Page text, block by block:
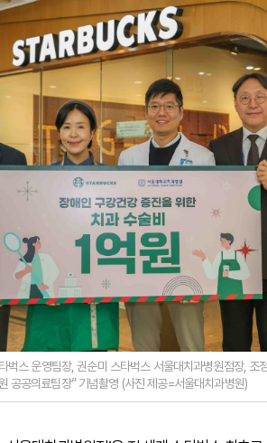
벅스 운영팀장, 권순미 스타벅스 서울대치과병원점장, 조
공공의료팀장” 기념촬영 (사진 제공=서울대치과병원)